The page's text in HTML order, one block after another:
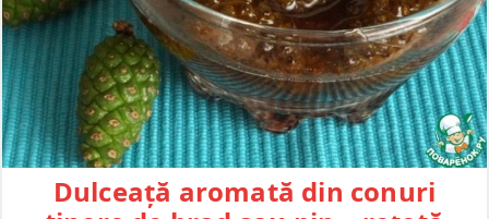
Dulceață aromată din conuri